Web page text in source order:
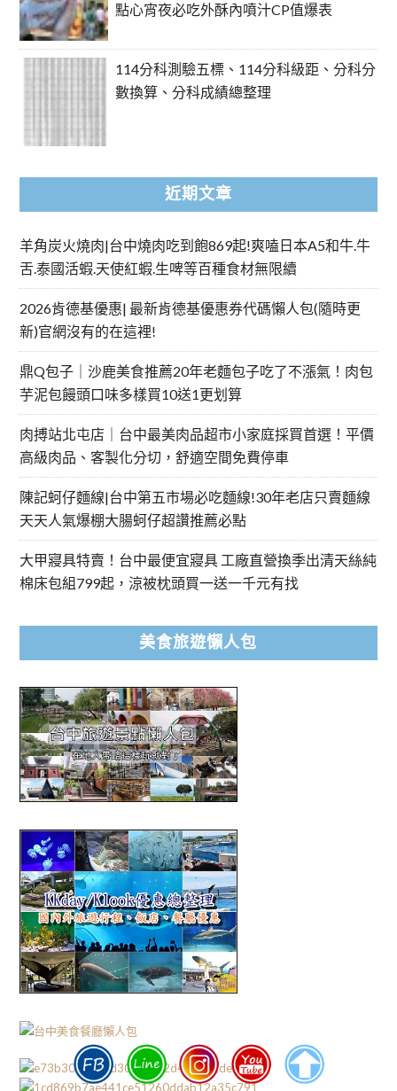
點心宵夜必吃外酥內噴汁CP值爆表
114分科測驗五標、114分科級距、分科分
數換算、分科成績總整理
近期文章
羊角炭火燒肉|台中燒肉吃到飽869起!爽嗑日本A5和牛.牛
舌.泰國活蝦.天使紅蝦.生啤等百種食材無限續
2026肯德基優惠| 最新肯德基優惠券代碼懶人包(隨時更
新)官網沒有的在這裡!
鼎Q包子｜沙鹿美食推薦20年老麵包子吃了不漲氣！肉包
芋泥包饅頭口味多樣買10送1更划算
肉搏站北屯店｜台中最美肉品超市小家庭採買首選！平價
高級肉品、客製化分切，舒適空間免費停車
陳記蚵仔麵線|台中第五市場必吃麵線!30年老店只賣麵線
天天人氣爆棚大腸蚵仔超讚推薦必點
大甲寢具特賣！台中最便宜寢具 工廠直營換季出清天絲純
棉床包組799起，涼被枕頭買一送一千元有找
美食旅遊懶人包